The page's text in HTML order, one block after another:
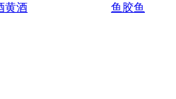
黄酒
鱼胶鱼